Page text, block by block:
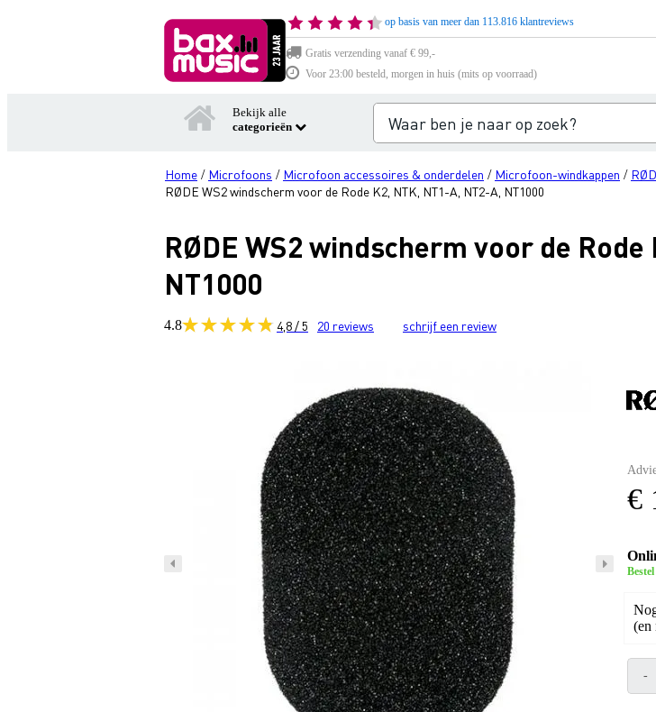
op basis van meer dan 113.816 klantreviews
Gratis verzending vanaf € 99,-
Voor 23:00 besteld, morgen in huis (mits op voorraad)
Bekijk alle
categorieën
Home / Microfoons / Microfoon accessoires & onderdelen / Microfoon-windkappen /
RØDE WS2 windscherm voor de Rode K2, NTK, NT1-A, NT2-A, NT1000
RØDE WS2 windscherm voor de Rode
NT1000
4.8 4,8 / 5 20 reviews schrijf een review
€
(en
-